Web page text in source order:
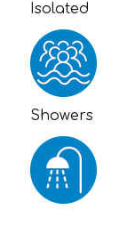
Isolated
Showers